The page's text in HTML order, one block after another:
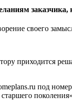
заказчика,
своего
приходится
под